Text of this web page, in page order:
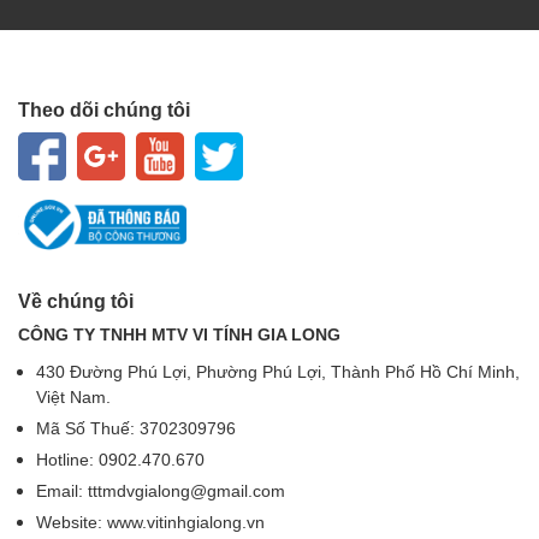
Theo dõi chúng tôi
Về chúng tôi
CÔNG TY TNHH MTV VI TÍNH GIA LONG
430 Đường Phú Lợi, Phường Phú Lợi, Thành Phố Hồ Chí Minh,
Việt Nam.
Mã Số Thuế: 3702309796
Hotline: 0902.470.670
Email: tttmdvgialong@gmail.com
Website: www.vitinhgialong.vn